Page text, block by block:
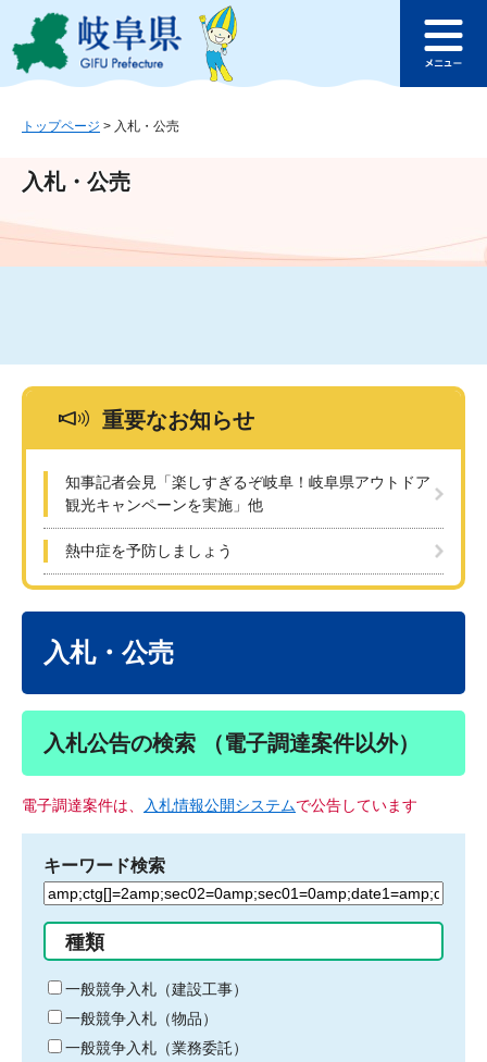
ジ
ュ
文
このページの本文へ
ュ
トップページ > 入札・公売
入札・公売
重要なお知らせ
知事記者会見「楽しすぎるぞ岐阜！岐阜県アウトドア
観光キャンペーンを実施」他
熱中症を予防しましょう
入札・公売
入札公告の検索 （電子調達案件以外）
電子調達案件は、 入札情報公開システムで公告しています
キーワード検索
検
る
キ
ー
ワ
ー
種類
一般競争入札（建設工事）
一般競争入札（物品）
一般競争入札（業務委託）